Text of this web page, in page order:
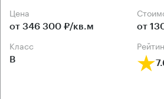
Цена
от 346 300 ₽/кв.м от
класс
B